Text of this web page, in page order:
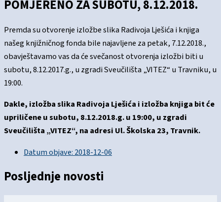
POMJERENO ZA SUBOTU, 8.12.2018.
Premda su otvorenje izložbe slika Radivoja Lješića i knjiga
našeg knjižničnog fonda bile najavljene za petak, 7.12.2018.,
obavještavamo vas da će svečanost otvorenja izložbi biti u
subotu, 8.12.2017.g., u zgradi Sveučilišta „VITEZ“ u Travniku, u
19:00.
Dakle, izložba slika Radivoja Lješića i izložba knjiga bit će
upriličene u subotu, 8.12.2018.g. u 19:00, u zgradi
Sveučilišta „VITEZ“, na adresi Ul. Školska 23, Travnik.
Datum objave: 2018-12-06
Posljednje novosti